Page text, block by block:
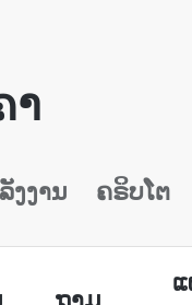
າ
ງງານ ຄຣິບໂຕ